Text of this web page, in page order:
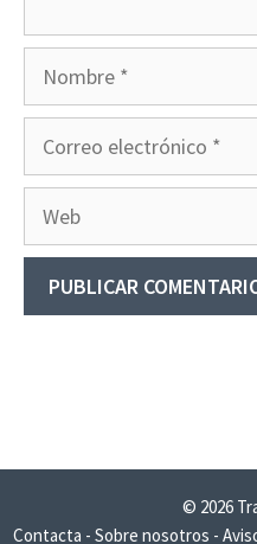
Nombre
© 2026
Contacta - Sobre nosotros -